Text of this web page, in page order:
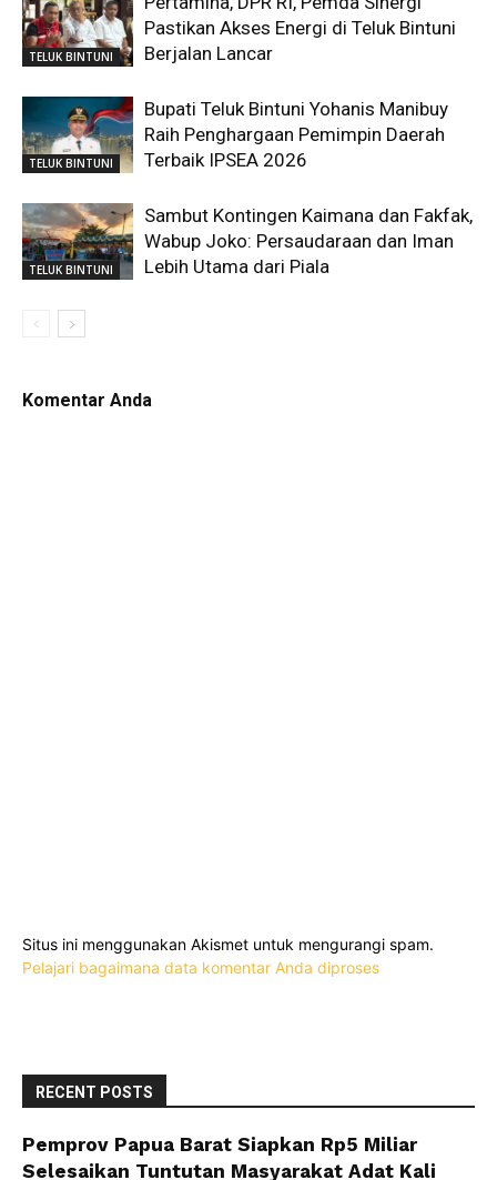
TELUK BINTUNI
Pastikan Akses Energi di Teluk Bintuni
Berjalan Lancar
TELUK BINTUNI
Bupati Teluk Bintuni Yohanis Manibuy
Raih Penghargaan Pemimpin Daerah
Terbaik IPSEA 2026
TELUK BINTUNI
Sambut Kontingen Kaimana dan Fakfak,
Wabup Joko: Persaudaraan dan Iman
Lebih Utama dari Piala
Komentar Anda
Situs ini menggunakan Akismet untuk mengurangi spam.
Pelajari bagaimana data komentar Anda diproses
RECENT POSTS
Pemprov Papua Barat Siapkan Rp5 Miliar
Selesaikan Tuntutan Masyarakat Adat Kali